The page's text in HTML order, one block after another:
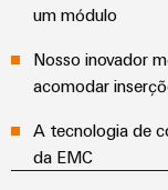
um módulo
Nosso inovador
acomodar
A tecnologia de
da EMC